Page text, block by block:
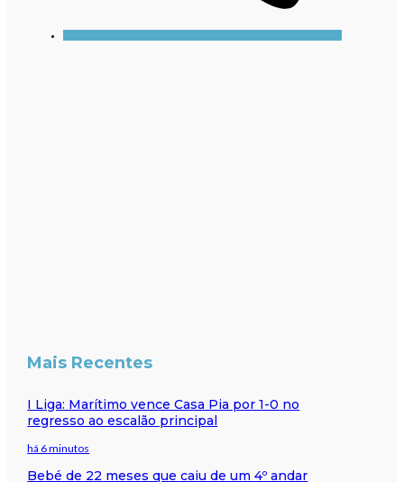
Mais Recentes
I Liga: Marítimo vence Casa Pia por 1-0 no
regresso ao escalão principal
há 6 minutos
Bebé de 22 meses que caiu de um 4º andar